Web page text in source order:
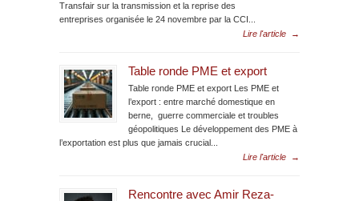
Transfair sur la transmission et la reprise des
entreprises organisée le 24 novembre par la CCI...
Lire l'article
→
Table ronde PME et export
Table ronde PME et export Les PME et
l’export : entre marché domestique en
berne, guerre commerciale et troubles
géopolitiques Le développement des PME à
l’exportation est plus que jamais crucial...
Lire l'article
→
Rencontre avec Amir Reza-